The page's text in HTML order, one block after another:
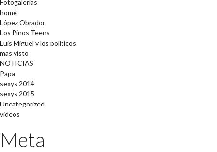
Fotogalerías
home
López Obrador
Los Pinos Teens
Luis Miguel y los políticos
mas visto
NOTICIAS
Papa
sexys 2014
sexys 2015
Uncategorized
videos
Meta